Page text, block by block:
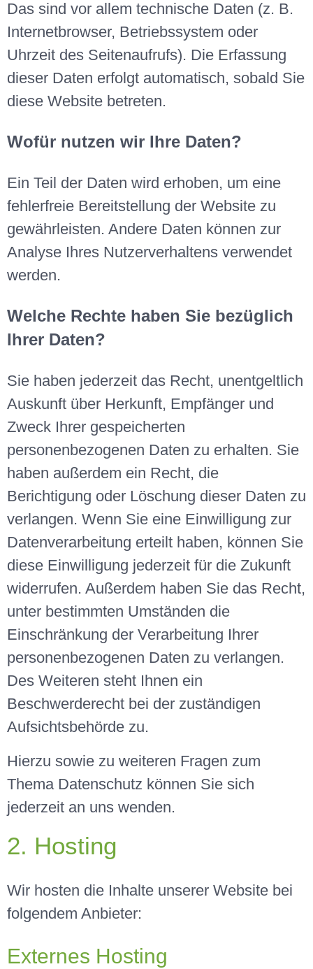
Das sind vor allem technische Daten (z. B.
Internetbrowser, Betriebssystem oder
Uhrzeit des Seitenaufrufs). Die Erfassung
dieser Daten erfolgt automatisch, sobald Sie
diese Website betreten.
Wofür nutzen wir Ihre Daten?
Ein Teil der Daten wird erhoben, um eine
fehlerfreie Bereitstellung der Website zu
gewährleisten. Andere Daten können zur
Analyse Ihres Nutzerverhaltens verwendet
werden.
Welche Rechte haben Sie bezüglich
Ihrer Daten?
Sie haben jederzeit das Recht, unentgeltlich
Auskunft über Herkunft, Empfänger und
Zweck Ihrer gespeicherten
personenbezogenen Daten zu erhalten. Sie
haben außerdem ein Recht, die
Berichtigung oder Löschung dieser Daten zu
verlangen. Wenn Sie eine Einwilligung zur
Datenverarbeitung erteilt haben, können Sie
diese Einwilligung jederzeit für die Zukunft
widerrufen. Außerdem haben Sie das Recht,
unter bestimmten Umständen die
Einschränkung der Verarbeitung Ihrer
personenbezogenen Daten zu verlangen.
Des Weiteren steht Ihnen ein
Beschwerderecht bei der zuständigen
Aufsichtsbehörde zu.
Hierzu sowie zu weiteren Fragen zum
Thema Datenschutz können Sie sich
jederzeit an uns wenden.
2. Hosting
Wir hosten die Inhalte unserer Website bei
folgendem Anbieter:
Externes Hosting